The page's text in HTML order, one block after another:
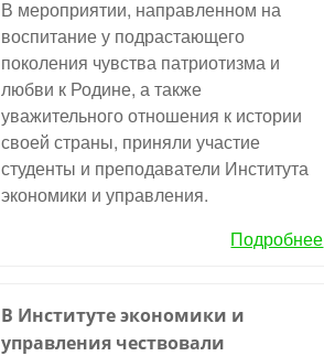
В мероприятии, направленном на
воспитание у подрастающего
поколения чувства патриотизма и
любви к Родине, а также
уважительного отношения к истории
своей страны, приняли участие
студенты и преподаватели Института
экономики и управления.
Подробнее
В Институте экономики и
управления чествовали